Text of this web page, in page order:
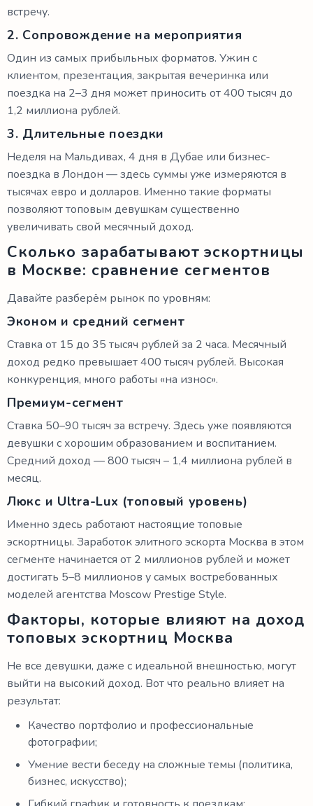
встречу.
2. Сопровождение на мероприятия
Один из самых прибыльных форматов. Ужин с
клиентом, презентация, закрытая вечеринка или
поездка на 2–3 дня может приносить от 400 тысяч до
1,2 миллиона рублей.
3. Длительные поездки
Неделя на Мальдивах, 4 дня в Дубае или бизнес-
поездка в Лондон — здесь суммы уже измеряются в
тысячах евро и долларов. Именно такие форматы
позволяют топовым девушкам существенно
увеличивать свой месячный доход.
Сколько зарабатывают эскортницы
в Москве: сравнение сегментов
Давайте разберём рынок по уровням:
Эконом и средний сегмент
Ставка от 15 до 35 тысяч рублей за 2 часа. Месячный
доход редко превышает 400 тысяч рублей. Высокая
конкуренция, много работы «на износ».
Премиум-сегмент
Ставка 50–90 тысяч за встречу. Здесь уже появляются
девушки с хорошим образованием и воспитанием.
Средний доход — 800 тысяч – 1,4 миллиона рублей в
месяц.
Люкс и Ultra-Lux (топовый уровень)
Именно здесь работают настоящие топовые
эскортницы. Заработок элитного эскорта Москва в этом
сегменте начинается от 2 миллионов рублей и может
достигать 5–8 миллионов у самых востребованных
моделей агентства Moscow Prestige Style.
Факторы, которые влияют на доход
топовых эскортниц Москва
Не все девушки, даже с идеальной внешностью, могут
выйти на высокий доход. Вот что реально влияет на
результат:
Качество портфолио и профессиональные
фотографии;
Умение вести беседу на сложные темы (политика,
бизнес, искусство);